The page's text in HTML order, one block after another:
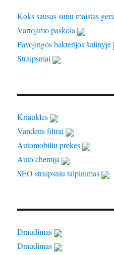
Koks sausas sunu maistas
Vartojimo paskola
Pavojingos bakterijos šulinyje
Straipsniai
Kriaukles
Vandens filtrai
Automobiliu prekes
Auto chemija
SEO straipsniu talpinimas
Draudimas
Draudimas